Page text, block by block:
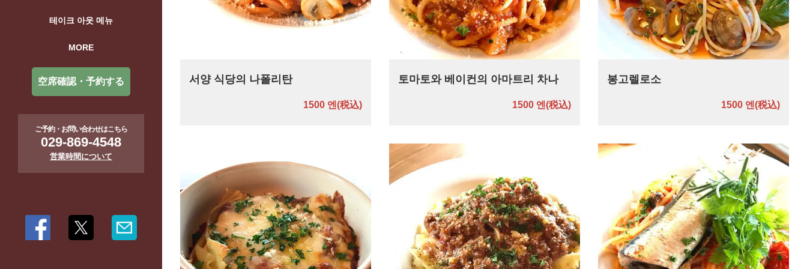
테이크 아웃 메뉴
MORE
空席確認・予約する
ご予約・お問い合わせはこちら
029-869-4548
営業時間について
서양 식당의 나폴리탄
1500 엔 (税込)
토마토와 베이컨의 아마트리 차나
1500 엔 (税込)
봉고렐로소
1500 엔 (税込)